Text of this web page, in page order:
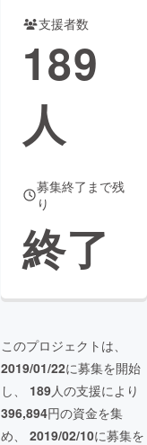
支援者数
189
人
募集終了まで残
り
終了
このプロジェクトは、
2019/01/22に募集を開始
し、 189人の支援により
396,894円の資金を集
め、 2019/02/10に募集を